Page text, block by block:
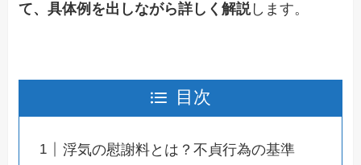
て、具体例を出しながら詳しく解説します。
目次
浮気の慰謝料とは？不貞行為の基準